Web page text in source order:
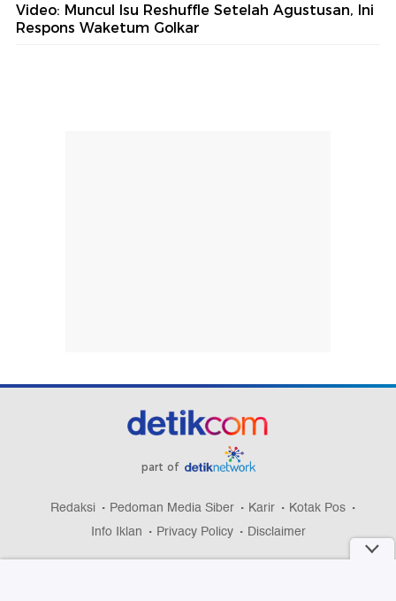
Video: Muncul Isu Reshuffle Setelah Agustusan, Ini
Respons Waketum Golkar
part of
Redaksi Pedoman Media Siber Karir
Kotak Pos
Info Iklan
Privacy Policy Disclaimer